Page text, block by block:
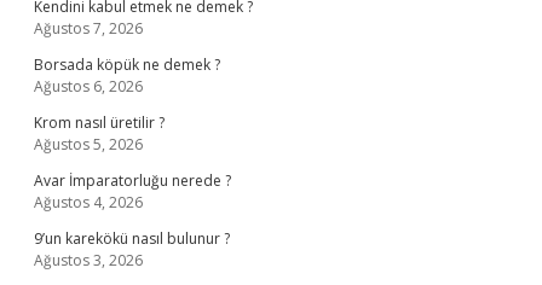
Kendini kabul etmek ne demek ?
Ağustos 7, 2026
Borsada köpük ne demek ?
Ağustos 6, 2026
Krom nasıl üretilir ?
Ağustos 5, 2026
Avar İmparatorluğu nerede ?
Ağustos 4, 2026
9’un karekökü nasıl bulunur ?
Ağustos 3, 2026